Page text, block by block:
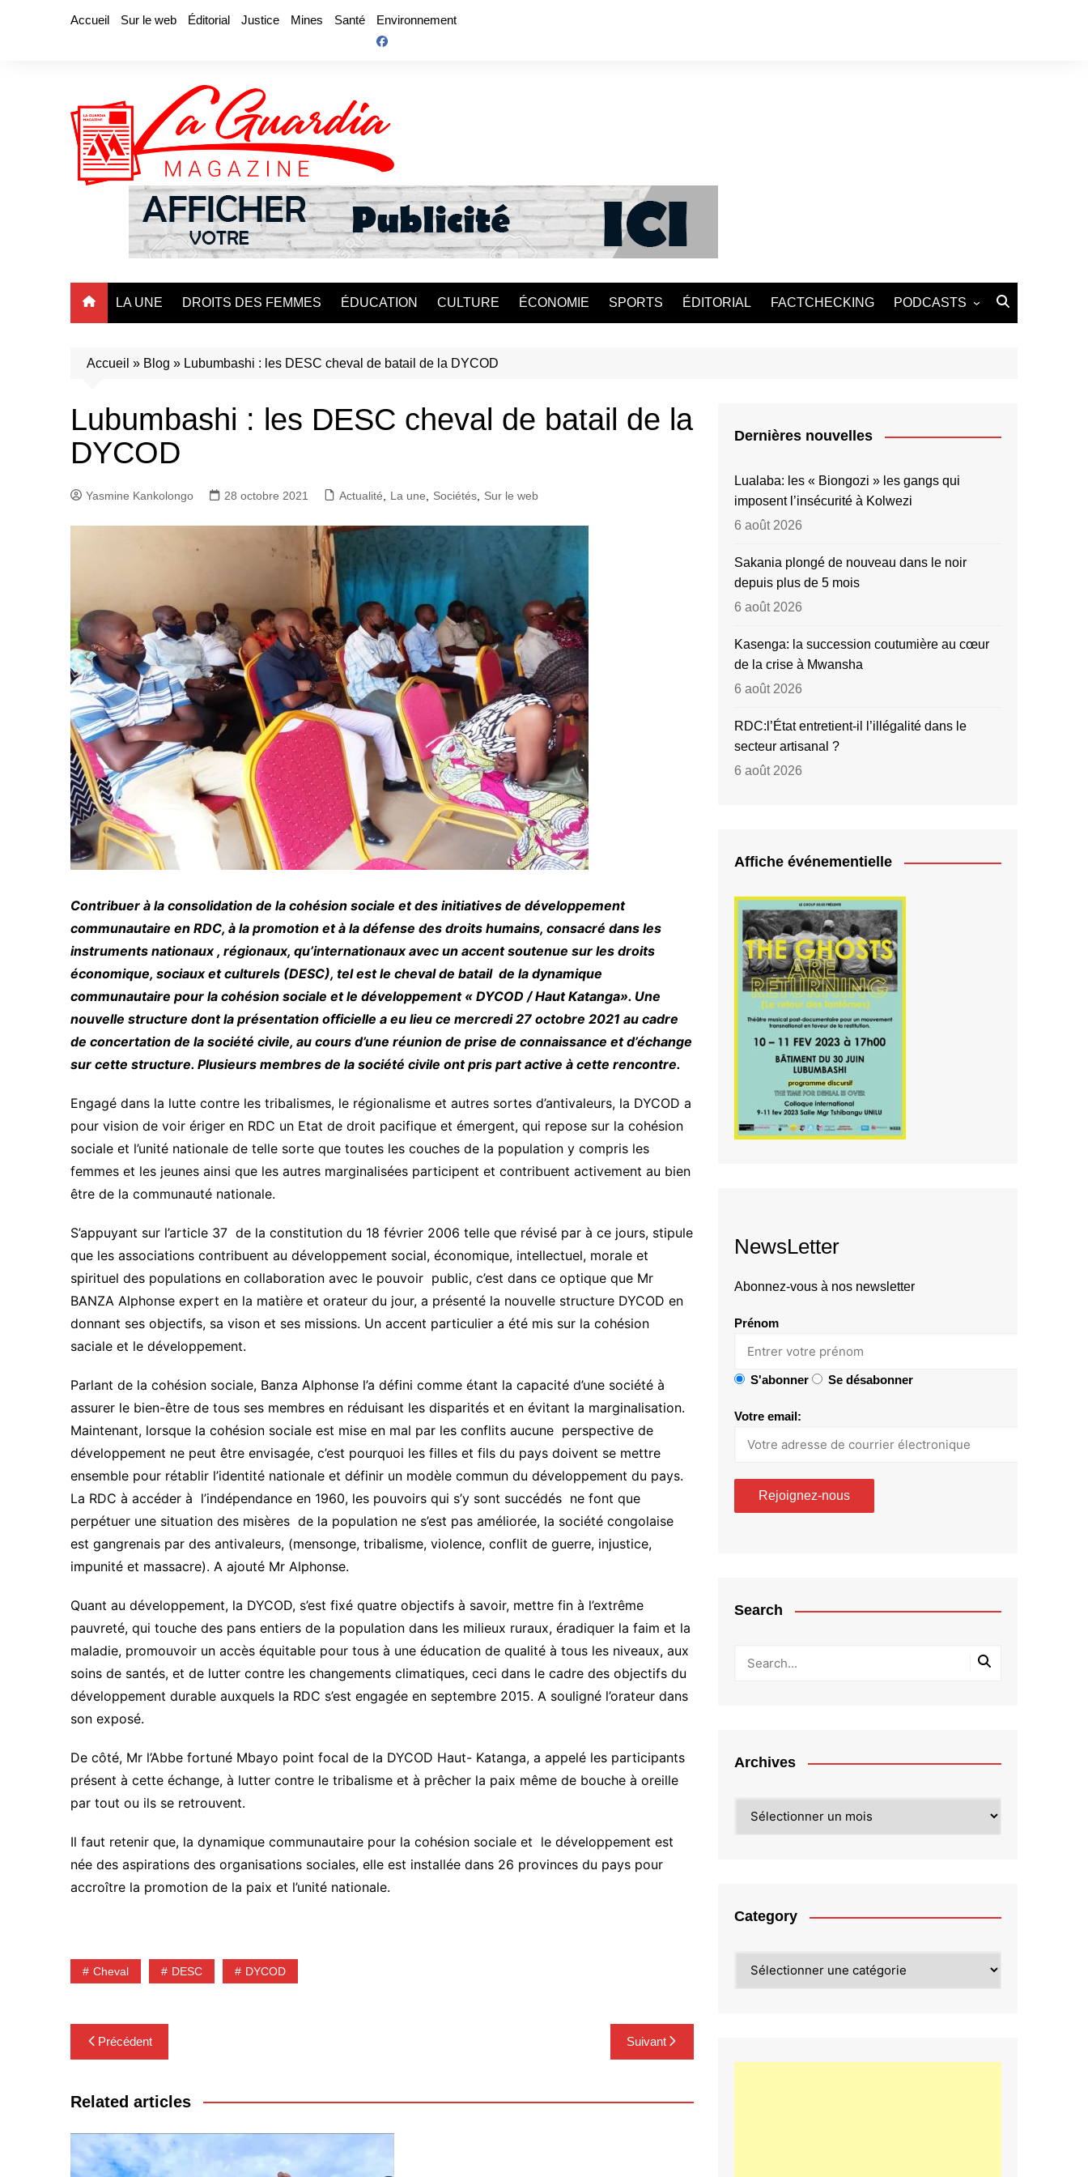
Accueil Sur le web Éditorial Justice Mines Santé Environnement
LA UNE DROITS DES FEMMES ÉDUCATION CULTURE ÉCONOMIE SPORTS ÉDITORIAL FACTCHECKING PODCASTS
Accueil » Blog » Lubumbashi : les DESC cheval de batail de la DYCOD
Lubumbashi : les DESC cheval de batail de la
DYCOD
Yasmine Kankolongo 28 octobre 2021 Actualité, La une, Sociétés, Sur le web
Contribuer à la consolidation de la cohésion sociale et des initiatives de développement
communautaire en RDC, à la promotion et à la défense des droits humains, consacré dans les
instruments nationaux , régionaux, qu’internationaux avec un accent soutenue sur les droits
économique, sociaux et culturels (DESC), tel est le cheval de batail de la dynamique
communautaire pour la cohésion sociale et le développement « DYCOD / Haut Katanga». Une
nouvelle structure dont la présentation officielle a eu lieu ce mercredi 27 octobre 2021 au cadre
de concertation de la société civile, au cours d’une réunion de prise de connaissance et d’échange
sur cette structure. Plusieurs membres de la société civile ont pris part active à cette rencontre.
Engagé dans la lutte contre les tribalismes, le régionalisme et autres sortes d’antivaleurs, la DYCOD a
pour vision de voir ériger en RDC un Etat de droit pacifique et émergent, qui repose sur la cohésion
sociale et l’unité nationale de telle sorte que toutes les couches de la population y compris les
femmes et les jeunes ainsi que les autres marginalisées participent et contribuent activement au bien
être de la communauté nationale.
S’appuyant sur l’article 37 de la constitution du 18 février 2006 telle que révisé par à ce jours, stipule
que les associations contribuent au développement social, économique, intellectuel, morale et
spirituel des populations en collaboration avec le pouvoir public, c’est dans ce optique que Mr
BANZA Alphonse expert en la matière et orateur du jour, a présenté la nouvelle structure DYCOD en
donnant ses objectifs, sa vison et ses missions. Un accent particulier a été mis sur la cohésion
saciale et le développement.
Parlant de la cohésion sociale, Banza Alphonse l’a défini comme étant la capacité d’une société à
assurer le bien-être de tous ses membres en réduisant les disparités et en évitant la marginalisation.
Maintenant, lorsque la cohésion sociale est mise en mal par les conflits aucune perspective de
développement ne peut être envisagée, c’est pourquoi les filles et fils du pays doivent se mettre
ensemble pour rétablir l’identité nationale et définir un modèle commun du développement du pays.
La RDC à accéder à l’indépendance en 1960, les pouvoirs qui s’y sont succédés ne font que
perpétuer une situation des misères de la population ne s’est pas améliorée, la société congolaise
est gangrenais par des antivaleurs, (mensonge, tribalisme, violence, conflit de guerre, injustice,
impunité et massacre). A ajouté Mr Alphonse.
Quant au développement, la DYCOD, s’est fixé quatre objectifs à savoir, mettre fin à l’extrême
pauvreté, qui touche des pans entiers de la population dans les milieux ruraux, éradiquer la faim et la
maladie, promouvoir un accès équitable pour tous à une éducation de qualité à tous les niveaux, aux
soins de santés, et de lutter contre les changements climatiques, ceci dans le cadre des objectifs du
développement durable auxquels la RDC s’est engagée en septembre 2015. A souligné l’orateur dans
son exposé.
De côté, Mr l’Abbe fortuné Mbayo point focal de la DYCOD Haut- Katanga, a appelé les participants
présent à cette échange, à lutter contre le tribalisme et à prêcher la paix même de bouche à oreille
par tout ou ils se retrouvent.
Il faut retenir que, la dynamique communautaire pour la cohésion sociale et le développement est
née des aspirations des organisations sociales, elle est installée dans 26 provinces du pays pour
accroître la promotion de la paix et l’unité nationale.
Cheval DESC DYCOD
Navigation
de
l’article
Précédent Suivant
Related articles
Dernières nouvelles
Lualaba: les « Biongozi » les gangs qui
imposent l’insécurité à Kolwezi
6 août 2026
Sakania plongé de nouveau dans le noir
depuis plus de 5 mois
6 août 2026
Kasenga: la succession coutumière au cœur
de la crise à Mwansha
6 août 2026
RDC:l’État entretient-il l’illégalité dans le
secteur artisanal ?
6 août 2026
Affiche événementielle
NewsLetter
Abonnez-vous à nos newsletter
Prénom
S'abonner Se désabonner
Votre email:
Search
Archives
Category